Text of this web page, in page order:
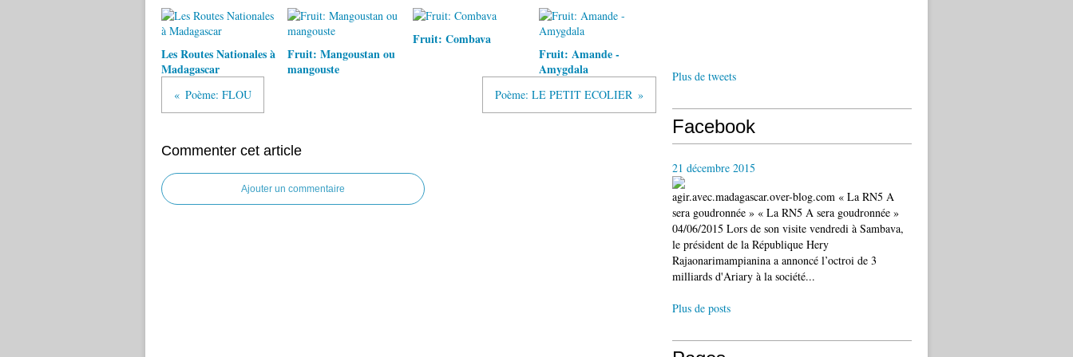
Les Routes Nationales à
Madagascar
Fruit: Mangoustan ou
mangouste
Fruit: Combava
Fruit: Amande -
Amygdala
Poème: FLOU Poème: LE PETIT ECOLIER
Commenter cet article
Ajouter un commentaire
Plus de tweets
Facebook
21 décembre 2015
agir.avec.madagascar.over-blog.com « La RN5 A
sera goudronnée » « La RN5 A sera goudronnée »
04/06/2015 Lors de son visite vendredi à Sambava,
le président de la République Hery
Rajaonarimampianina a annoncé l’octroi de 3
milliards d'Ariary à la société...
Plus de posts